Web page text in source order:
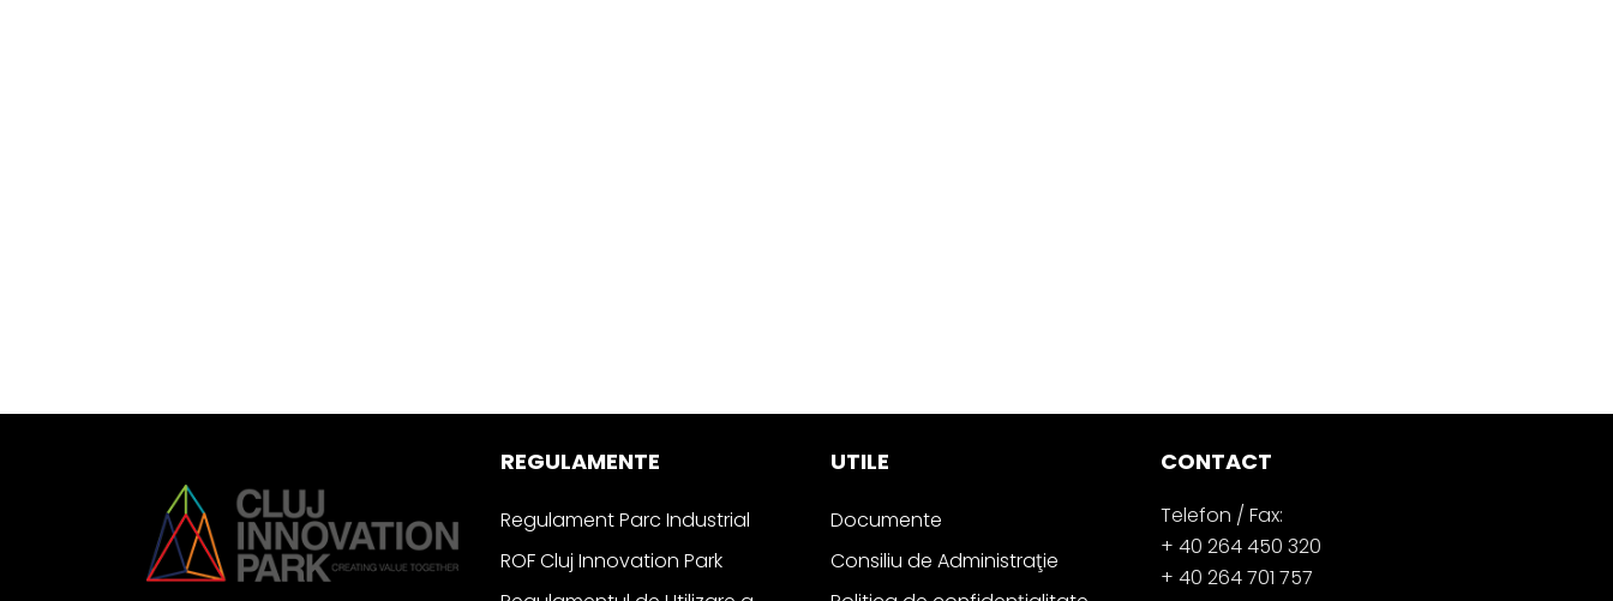
REGULAMENTE
Regulament Parc Industrial
ROF Cluj Innovation Park
UTILE
Documente
Consiliu de Administraţie
CONTACT
Telefon / Fax:
+ 40 264 450 320
+ 40 264 701 757